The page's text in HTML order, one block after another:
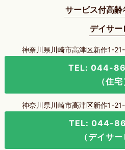
サービス付高齢
デイサー
神奈川県川崎市高津区新作1-
TEL: 044-
（住宅
神奈川県川崎市高津区新作1-
TEL: 044-
（デイサー